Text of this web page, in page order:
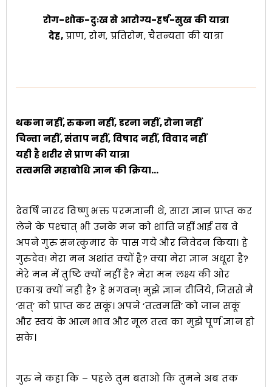
रोग-शोक-दुःख से आरोग्य-हर्ष-सुख की यात्रा
देह,प्राण, रोम, प्रतिरोम, चैतन्यता की यात्रा
थकना नहीं, रुकना नहीं, डरना नहीं, रोना नहीं
चिन्ता नहीं, संताप नहीं, विषाद नहीं, विवाद नहीं
यही है शरीर से प्राण की यात्रा
तत्वमसि महाबोधि ज्ञान की क्रिया…
देवर्षि नारद विष्णु भक्त परमज्ञानी थे, सारा ज्ञान प्राप्त कर
लेने के पश्‍चात् भी उनके मन को शांति नहीं आई तब वे
अपने गुरु सनत्कुमार के पास गये और निवेदन किया। हे
गुरुदेव! मेरा मन अशांत क्यों है? क्या मेरा ज्ञान अधूरा है?
मेरे मन में तुष्टि क्यों नहीं है? मेरा मन लक्ष्य की ओर
एकाग्र क्यों नही है? हे भगवन्! मुझे ज्ञान दीजिये, जिससे मैं
‘सत्’ को प्राप्त कर सकूं। अपने ‘तत्वमसि’ को जान सकूं
और स्वयं के आत्म भाव और मूल तत्व का मुझे पूर्ण ज्ञान हो
सके।
गुरु ने कहा कि – पहले तुम बताओ कि तुमने अब तक